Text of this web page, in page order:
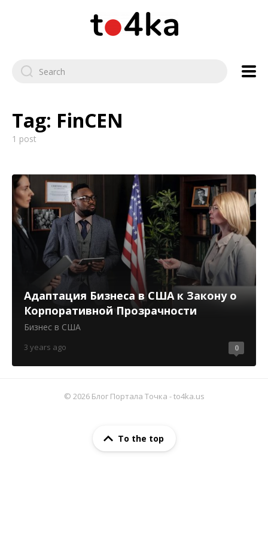
Tag: FinCEN
1 post
Адаптация Бизнеса в США к Закону о
Корпоративной Прозрачности
Бизнес в США
3 years ago 0
© 2026 Блог Портала Точка - to4ka.us
To the top